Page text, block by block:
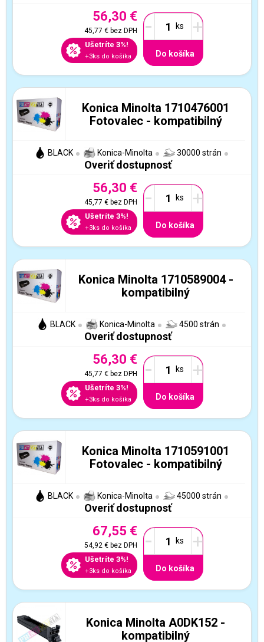
56,30 €
45,77 €bez DPH
Ušetríte 3%!
+3ks do košíka
- +
Do košíka
Konica Minolta 1710476001
Fotovalec - kompatibilný
BLACK Konica-Minolta 30000 strán
Overiť dostupnosť
56,30 €
45,77 €bez DPH
Ušetríte 3%!
+3ks do košíka
- +
Do košíka
Konica Minolta 1710589004 -
kompatibilný
BLACK Konica-Minolta 4500 strán
Overiť dostupnosť
56,30 €
45,77 €bez DPH
Ušetríte 3%!
+3ks do košíka
- +
Do košíka
Konica Minolta 1710591001
Fotovalec - kompatibilný
BLACK Konica-Minolta 45000 strán
Overiť dostupnosť
67,55 €
54,92 €bez DPH
Ušetríte 3%!
+3ks do košíka
- +
Do košíka
Konica Minolta A0DK152 -
kompatibilný